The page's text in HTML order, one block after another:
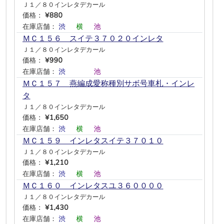
Ｊ１／８０インレタデカール
価格： ¥880
在庫店舗： 渋 横 池
ＭＣ１５６ スイテ３７０２０インレタ
Ｊ１／８０インレタデカール
価格： ¥990
在庫店舗： 渋 池
ＭＣ１５７ 燕編成愛称種別サボ号車札・インレ
タ
Ｊ１／８０インレタデカール
価格： ¥1,650
在庫店舗： 渋 横 池
ＭＣ１５９ インレタスイテ３７０１０
Ｊ１／８０インレタデカール
価格： ¥1,210
在庫店舗： 渋 横 池
ＭＣ１６０ インレタスユ３６００００
Ｊ１／８０インレタデカール
価格： ¥1,430
在庫店舗： 渋 横 池